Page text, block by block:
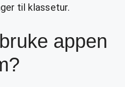
til klassetur.
appen